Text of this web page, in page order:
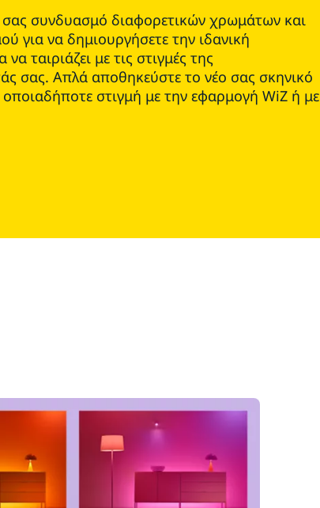
σας συνδυασμό διαφορετικών χρωμάτων και
για να δημιουργήσετε την ιδανική
ταιριάζει με τις στιγμές της
σας. Απλά αποθηκεύστε το νέο σας σκηνικό
οποιαδήποτε στιγμή με την εφαρμογή WiZ ή με